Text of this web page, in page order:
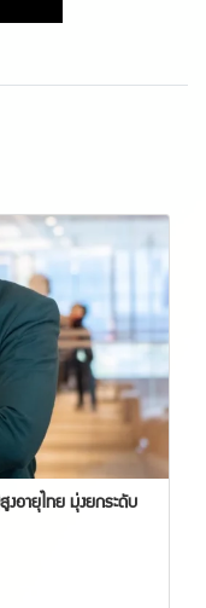
งอายุไทย มุ่งยกระดับ